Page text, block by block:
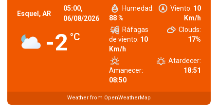
Esquel, AR
05:00,
06/08/2026
-2 °C
Humedad:
88 %
Viento: 10
Km/h
Ráfagas
de viento: 10
Km/h
Clouds:
17%
Amanecer:
08:50
Atardecer:
18:51
Weather from OpenWeatherMap